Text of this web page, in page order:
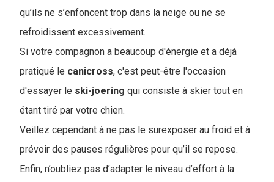
qu’ils ne s’enfoncent trop dans la neige ou ne se
refroidissent excessivement.
Si votre compagnon a beaucoup d'énergie et a déjà
pratiqué le canicross, c'est peut-être l'occasion
d'essayer le ski-joering qui consiste à skier tout en
étant tiré par votre chien.
Veillez cependant à ne pas le surexposer au froid et à
prévoir des pauses régulières pour qu’il se repose.
Enfin, n’oubliez pas d’adapter le niveau d’effort à la